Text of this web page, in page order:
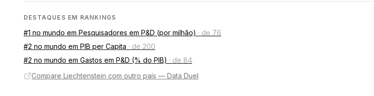
DESTAQUES EM RANKINGS
#1 no mundo em Pesquisadores em P&D (por milhão) · de 76
#2 no mundo em PIB per Capita · de 200
#2 no mundo em Gastos em P&D (% do PIB) · de 84
Compare Liechtenstein com outro país — Data Duel